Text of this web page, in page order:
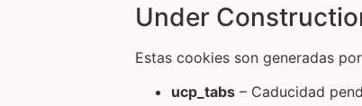
Under
Estas cookies son generadas
ucp_tabs – Caducidad